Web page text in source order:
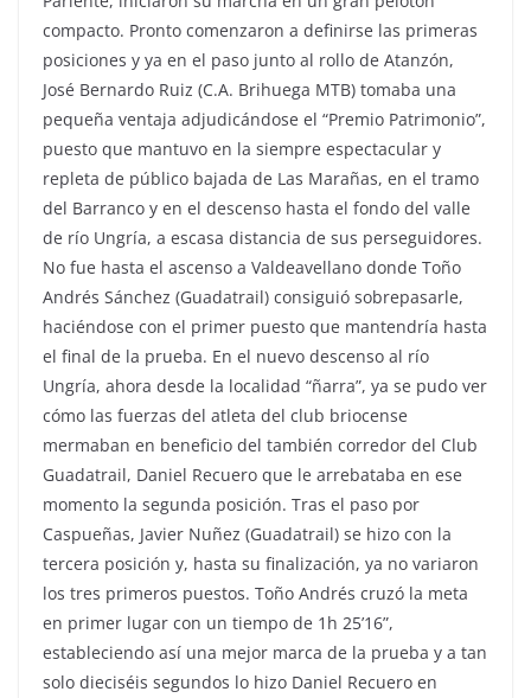
compacto. Pronto comenzaron a definirse las primeras
posiciones y ya en el paso junto al rollo de Atanzón,
José Bernardo Ruiz (C.A. Brihuega MTB) tomaba una
pequeña ventaja adjudicándose el “Premio Patrimonio”,
puesto que mantuvo en la siempre espectacular y
repleta de público bajada de Las Marañas, en el tramo
del Barranco y en el descenso hasta el fondo del valle
de río Ungría, a escasa distancia de sus perseguidores.
No fue hasta el ascenso a Valdeavellano donde Toño
Andrés Sánchez (Guadatrail) consiguió sobrepasarle,
haciéndose con el primer puesto que mantendría hasta
el final de la prueba. En el nuevo descenso al río
Ungría, ahora desde la localidad “ñarra”, ya se pudo ver
cómo las fuerzas del atleta del club briocense
mermaban en beneficio del también corredor del Club
Guadatrail, Daniel Recuero que le arrebataba en ese
momento la segunda posición. Tras el paso por
Caspueñas, Javier Nuñez (Guadatrail) se hizo con la
tercera posición y, hasta su finalización, ya no variaron
los tres primeros puestos. Toño Andrés cruzó la meta
en primer lugar con un tiempo de 1h 25’16”,
estableciendo así una mejor marca de la prueba y a tan
solo dieciséis segundos lo hizo Daniel Recuero en